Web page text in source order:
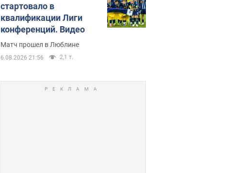
стартовало в
квалификации Лиги
конференций. Видео
Матч прошел в Люблине
6.08.2026 21:56 2,1 т.